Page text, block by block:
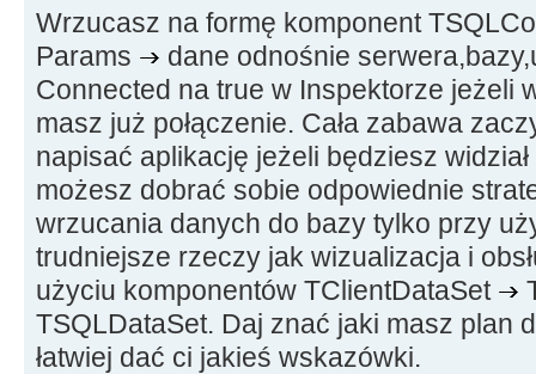
Wrzucasz na formę komponent
Params
dane odnośnie
Connected na true w Inspektorze jeżeli
masz już połączenie. Cała zabawa
napisać aplikację jeżeli będziesz
możesz dobrać sobie odpowiednie
wrzucania danych do bazy tylko przy
trudniejsze rzeczy jak wizualizacja i
użyciu komponentów TClientDataSet
TSQLDataSet. Daj znać jaki masz plan
łatwiej dać ci jakieś wskazówki.